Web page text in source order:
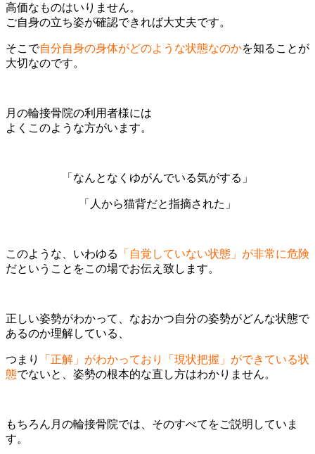
高価なものはいりません。
ご自身の立ち姿が確認できれば大丈夫です。
そこで自分自身の身体がどのような状態なのかを知ることが
大切なのです。
月の輪接骨院の利用者様には
よくこのような方がいます。
「なんとなくゆがんでいる気がする」
「人から猫背だと指摘された」
このような、いわゆる
「自覚していない状態」が非常に危険
だということをこの場でお伝え致します。
正しい姿勢がわかって、なおかつ自分の姿勢がどんな状態で
あるのか理解している、
つまり
「正解」がわかっており「現状把握」ができている状
態でないと、姿勢の根本的な直し方はわかりません。
もちろん月の輪接骨院では、そのすべてをご説明していま
す。